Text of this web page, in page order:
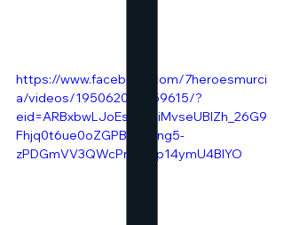
https://www.facebook.com/7heroesmurci
a/videos/195062034959615/?
eid=ARBxbwLJoEs_2bdiMvseUBlZh_26G9
Fhjq0t6ue0oZGPBoG-bng5-
zPDGmVV3QWcPnpyQp14ymU4BIYO